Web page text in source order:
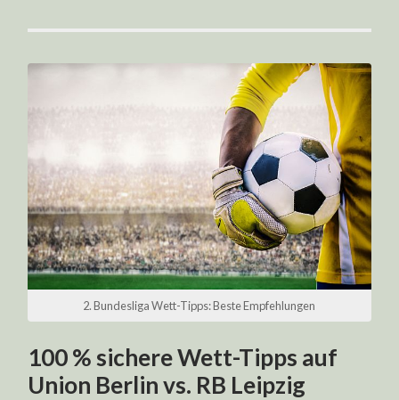
2. Bundesliga Wett-Tipps: Beste Empfehlungen
100 % sichere Wett-Tipps auf
Union Berlin vs. RB Leipzig